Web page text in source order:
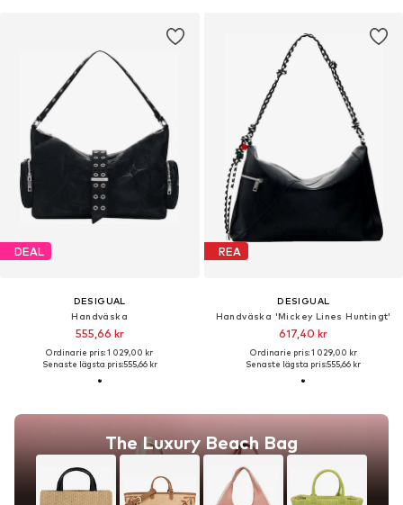
DEAL
DESIGUAL
Handväska
555,66 kr
Ordinarie pris: 1 029,00 kr
Senaste lägsta pris:555,66 kr
The Luxury Beach Bag
REA
DESIGUAL
Handväska 'Mickey Lines Huntingt'
617,40 kr
Ordinarie pris: 1 029,00 kr
Senaste lägsta pris:555,66 kr